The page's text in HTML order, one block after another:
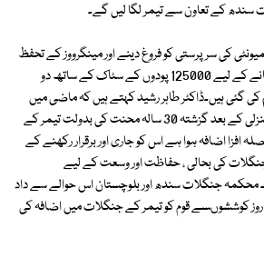
سندھ کے تعاون سے تیمر لگا لیں گے۔
کی سرپرستی کو فروغ دینے اور مینگرووز کے تحفظ
میں کمیونٹیز کے کردار کو بڑھانے کے لیے 125000 پودوں کے سٹاک کے ساتھ دو
کی گئی ہیں۔ڈاکٹر طاہر رشید کہتے ہیں کہ ماضی میں
ملک میں تیمر کے رقبہ میں تنزلی کے بعد گزشتہ 30 سالہ محنت کی بدولت تیمر کے
اضافہ ہوا ہے اس کو جاری اور برقرار رکھنے کے
کی بحالی ، حفاظت اور وسعت کے لیے
محکمہ جنگلات سندھ اور بلوچستان اس حوالے سے داد
کوششوںسے قوم کو تیمر کے جنگلات میں اضافہ کی